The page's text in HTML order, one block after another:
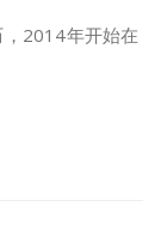
2014年开始在